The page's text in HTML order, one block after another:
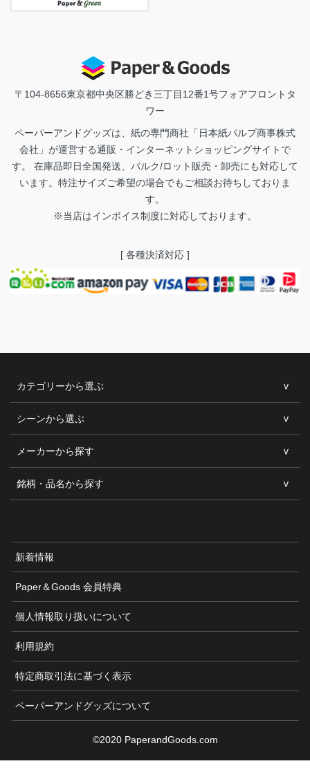
〒104-8656東京都中央区勝どき三丁目12番1号フォアフロントタ
ワー
ペーパーアンドグッズは、紙の専門商社「日本紙パルプ商事株式
会社」が運営する通販・インターネットショッピングサイトで
す。 在庫品即日全国発送、バルク/ロット販売・卸売にも対応して
います。特注サイズご希望の場合でもご相談お待ちしておりま
す。
※当店はインボイス制度に対応しております。
[ 各種決済対応 ]
カテゴリーから選ぶ
シーンから選ぶ
メーカーから探す
銘柄・品名から探す
新着情報
Paper＆Goods 会員特典
個人情報取り扱いについて
利用規約
特定商取引法に基づく表示
ペーパーアンドグッズについて
©2020 PaperandGoods.com